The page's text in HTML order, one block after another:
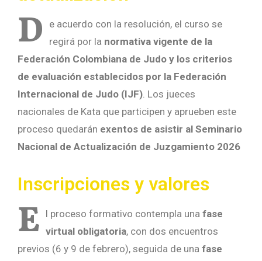
D
e acuerdo con la resolución, el curso se
regirá por la normativa vigente de la
Federación Colombiana de Judo y los criterios
de evaluación establecidos por la Federación
Internacional de Judo (IJF) . Los jueces
nacionales de Kata que participen y aprueben este
proceso quedarán exentos de asistir al Seminario
Nacional de Actualización de Juzgamiento 2026
Inscripciones y valores
E l proceso formativo contempla una fase
virtual obligatoria, con dos encuentros
previos (6 y 9 de febrero), seguida de una fase